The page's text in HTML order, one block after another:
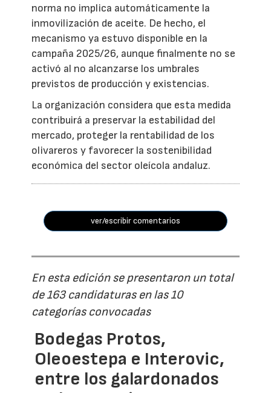
norma no implica automáticamente la
inmovilización de aceite. De hecho, el
mecanismo ya estuvo disponible en la
campaña 2025/26, aunque finalmente no se
activó al no alcanzarse los umbrales
previstos de producción y existencias.
La organización considera que esta medida
contribuirá a preservar la estabilidad del
mercado, proteger la rentabilidad de los
olivareros y favorecer la sostenibilidad
económica del sector oleícola andaluz.
ver/escribir comentarios
En esta edición se presentaron un total
de 163 candidaturas en las 10
categorías convocadas
Bodegas Protos,
Oleoestepa e Interovic,
entre los galardonados